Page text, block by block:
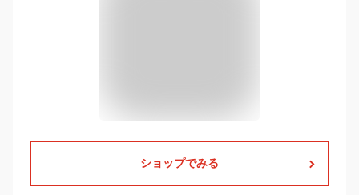
ショップでみる